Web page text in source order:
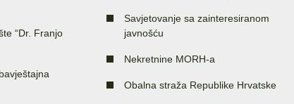
“Dr. Franjo
Savjetovanje sa zainteresiranom
javnošću
Nekretnine MORH-a
Obalna straža Republike Hrvatske